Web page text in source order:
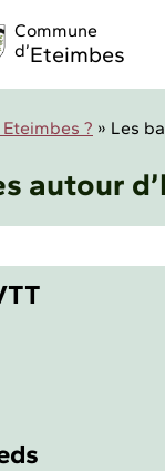
Commune
d’Eteimbes
? » Les
autour